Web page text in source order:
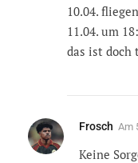
10.04.
11.04. um
das ist doch
Frosch Am
Keine